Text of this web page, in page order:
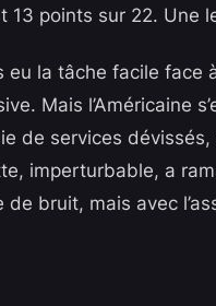
13 points sur 22. Une
eu la tâche facile face
Mais l’Américaine
de services
imperturbable, a
bruit, mais avec